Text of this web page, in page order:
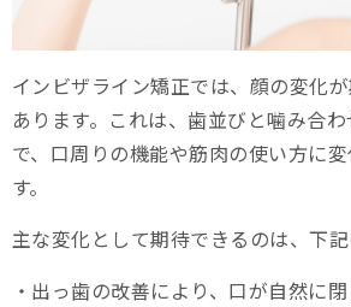
顔の輪郭全体への影響は限定的
口元のお悩みなら、スマイルモア矯正
まとめ
インビザライン矯正では、顔の変化
あります。これは、歯並びと噛み合
で、口周りの機能や筋肉の使い方に
す。
主な変化として期待できるのは、下記
・出っ歯の改善により、口が自然に